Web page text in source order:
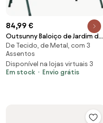
84,99 €
Outsunny Baloiço de Jardim de
3 Lugares com Almofada Toldo
Ajustável e Estrutura de Metal
172x110x153 cm Verde e Branco |
Aosom Portugal
De Tecido, de Metal, com 3
Assentos
Disponível na lojas virtuais 3
Em stock
Envio grátis